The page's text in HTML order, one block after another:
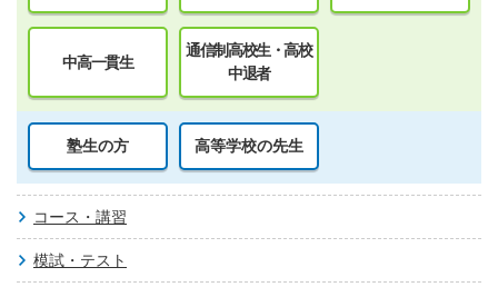
中高一貫生
通信制高校生・高校
中退者
塾生の方 高等学校の先生
コース・講習
模試・テスト